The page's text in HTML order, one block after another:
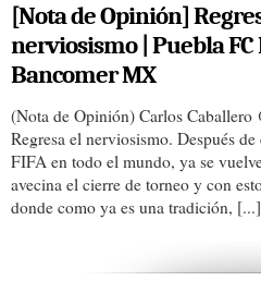
[Nota de Opinión]
nerviosismo | Puebla FC
Bancomer MX
(Nota de Opinión) Carlos Caballero
Regresa el nerviosismo. Después
FIFA en todo el mundo, ya se
avecina el cierre de torneo y con
donde como ya es una tradición, [...]